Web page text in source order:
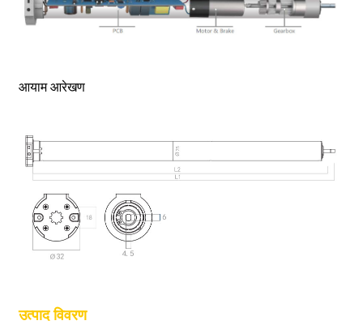
आयाम आरेखण
उत्पाद विवरण